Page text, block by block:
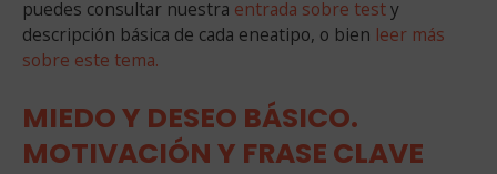
puedes consultar nuestra entrada sobre testy
descripción básica de cada eneatipo, o bien leer más
sobre este tema.
MIEDO Y DESEO BÁSICO.
MOTIVACIÓN Y FRASE CLAVE